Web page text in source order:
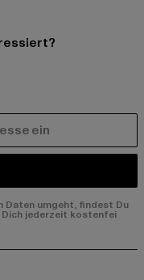
Daten umgeht, findest Du
Dich jederzeit kostenfei